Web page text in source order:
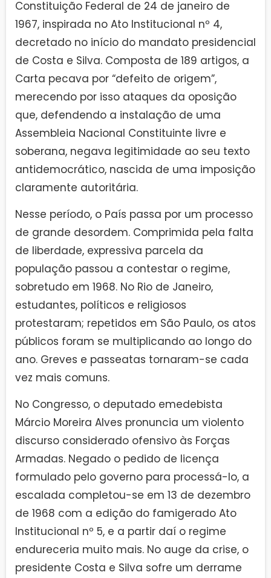
Constituição Federal de 24 de janeiro de
1967, inspirada no Ato Institucional nº 4,
decretado no início do mandato presidencial
de Costa e Silva. Composta de 189 artigos, a
Carta pecava por “defeito de origem”,
merecendo por isso ataques da oposição
que, defendendo a instalação de uma
Assembleia Nacional Constituinte livre e
soberana, negava legitimidade ao seu texto
antidemocrático, nascida de uma imposição
claramente autoritária.
Nesse período, o País passa por um processo
de grande desordem. Comprimida pela falta
de liberdade, expressiva parcela da
população passou a contestar o regime,
sobretudo em 1968. No Rio de Janeiro,
estudantes, políticos e religiosos
protestaram; repetidos em São Paulo, os atos
públicos foram se multiplicando ao longo do
ano. Greves e passeatas tornaram-se cada
vez mais comuns.
No Congresso, o deputado emedebista
Márcio Moreira Alves pronuncia um violento
discurso considerado ofensivo às Forças
Armadas. Negado o pedido de licença
formulado pelo governo para processá-lo, a
escalada completou-se em 13 de dezembro
de 1968 com a edição do famigerado Ato
Institucional nº 5, e a partir daí o regime
endureceria muito mais. No auge da crise, o
presidente Costa e Silva sofre um derrame